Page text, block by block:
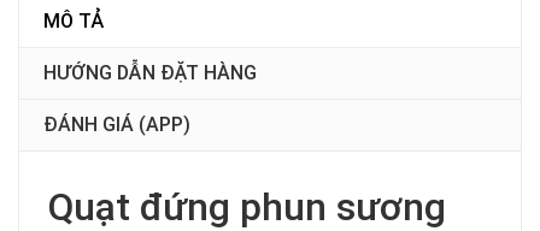
MÔ TẢ
HƯỚNG DẪN ĐẶT HÀNG
ĐÁNH GIÁ (APP)
Quạt đứng phun sương